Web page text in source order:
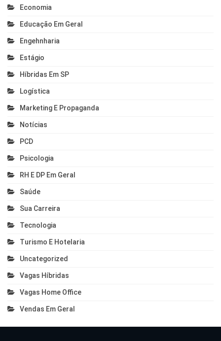
Economia
Educação Em Geral
Engehnharia
Estágio
Híbridas Em SP
Logística
Marketing E Propaganda
Notícias
PCD
Psicologia
RH E DP Em Geral
Saúde
Sua Carreira
Tecnologia
Turismo E Hotelaria
Uncategorized
Vagas Híbridas
Vagas Home Office
Vendas Em Geral